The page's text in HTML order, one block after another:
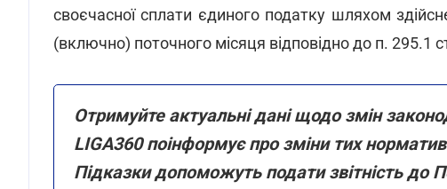
своєчасної сплати єдиного податку шляхом
(включно) поточного місяця відповідно до п. 295.1
Отримуйте актуальні дані щодо змін
LIGA360 поінформує про зміни тих
Підказки допоможуть подати звітність до